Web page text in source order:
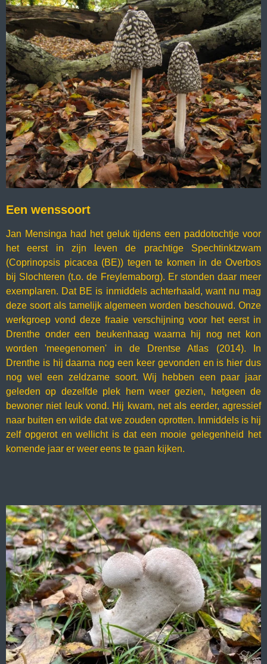
Een wenssoort
Jan Mensinga had het geluk tijdens een paddotochtje voor
het eerst in zijn leven de prachtige Spechtinktzwam
(Coprinopsis picacea (BE)) tegen te komen in de Overbos
bij Slochteren (t.o. de Freylemaborg). Er stonden daar meer
exemplaren. Dat BE is inmiddels achterhaald, want nu mag
deze soort als tamelijk algemeen worden beschouwd. Onze
werkgroep vond deze fraaie verschijning voor het eerst in
Drenthe onder een beukenhaag waarna hij nog net kon
worden 'meegenomen' in de Drentse Atlas (2014). In
Drenthe is hij daarna nog een keer gevonden en is hier dus
nog wel een zeldzame soort. Wij hebben een paar jaar
geleden op dezelfde plek hem weer gezien, hetgeen de
bewoner niet leuk vond. Hij kwam, net als eerder, agressief
naar buiten en wilde dat we zouden oprotten. Inmiddels is hij
zelf opgerot en wellicht is dat een mooie gelegenheid het
komende jaar er weer eens te gaan kijken.